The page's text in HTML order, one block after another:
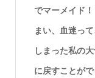
でマーメイド
まい、血迷っ
しまった私の
に戻すことが